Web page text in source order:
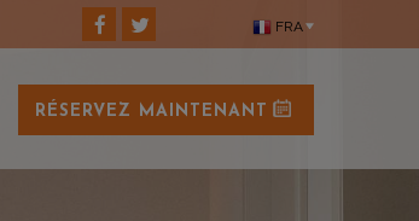
FRA
RÉSERVEZ MAINTENANT